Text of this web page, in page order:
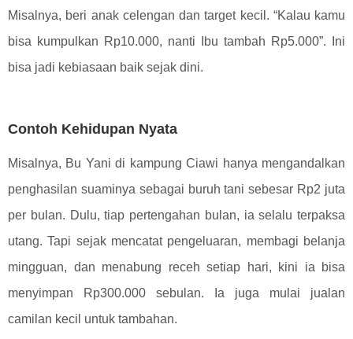
Misalnya, beri anak celengan dan target kecil. “Kalau kamu
bisa kumpulkan Rp10.000, nanti Ibu tambah Rp5.000”. Ini
bisa jadi kebiasaan baik sejak dini.
Contoh Kehidupan Nyata
Misalnya, Bu Yani di kampung Ciawi hanya mengandalkan
penghasilan suaminya sebagai buruh tani sebesar Rp2 juta
per bulan. Dulu, tiap pertengahan bulan, ia selalu terpaksa
utang. Tapi sejak mencatat pengeluaran, membagi belanja
mingguan, dan menabung receh setiap hari, kini ia bisa
menyimpan Rp300.000 sebulan. Ia juga mulai jualan
camilan kecil untuk tambahan.